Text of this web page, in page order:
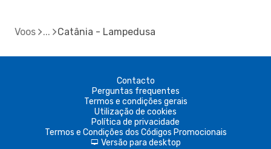
Voos Catânia - Lampedusa
Contacto
Perguntas frequentes
Termos e condições gerais
Utilização de cookies
Política de privacidade
Termos e Condições dos Códigos Promocionais
d Versão para desktop